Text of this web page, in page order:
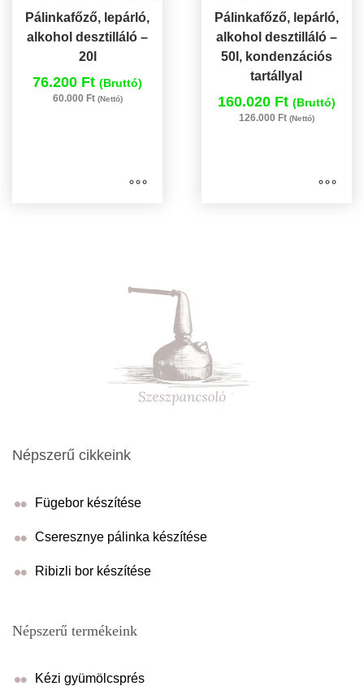
Pálinkafőző, lepárló,
alkohol desztilláló –
20l
76.200 Ft(Bruttó)
60.000 Ft (Nettó)
Pálinkafőző, lepárló,
alkohol desztilláló –
50l, kondenzációs
tartállyal
160.020 Ft (Bruttó)
126.000 Ft (Nettó)
Népszerű cikkeink
Fügebor készítése
Cseresznye pálinka készítése
Ribizli bor készítése
Népszerű termékeink
Kézi gyümölcsprés